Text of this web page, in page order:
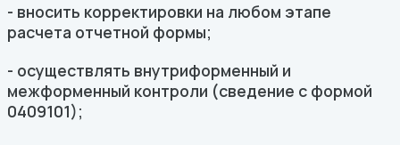
- вносить корректировки на любом этапе
расчета отчетной формы;
- осуществлять внутриформенный и
межформенный контроли (сведение с формой
0409101);